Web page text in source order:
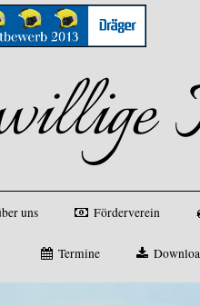
uns Förderverein
Termine